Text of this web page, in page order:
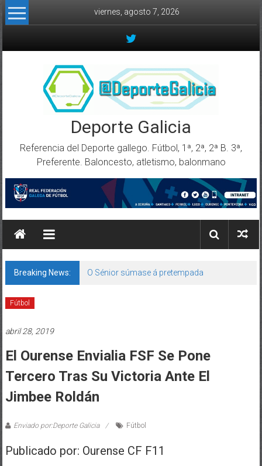
Skip to content
viernes, agosto 7, 2026
Deporte Galicia
Referencia del Deporte gallego. Fútbol, 1ª, 2ª, 2ª B. 3ª,
Preferente. Baloncesto, atletismo, balonmano
Breaking News: O Sénior súmase á pretempada
Fútbol
abril 28, 2019
El Ourense Envialia FSF Se Pone
Tercero Tras Su Victoria Ante El
Jimbee Roldán
Enviado por:Deporte Galicia Fútbol
Publicado por: Ourense CF F11